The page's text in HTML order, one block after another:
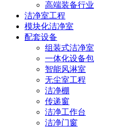
高端装备行业
洁净室工程
模块化洁净室
配套设备
组装式洁净室
一体化设备包
智能风淋室
无尘室工程
洁净棚
传递窗
洁净工作台
洁净门窗